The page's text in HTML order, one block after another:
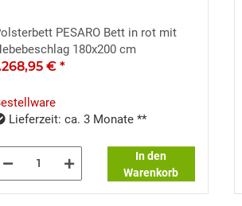
PESARO Bett in rot mit
180x200 cm
€ *
Lieferzeit: ca. 3 Monate **
In den
Warenkorb